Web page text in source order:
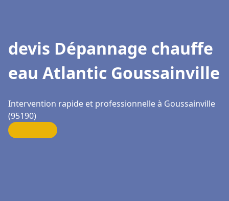
devis Dépannage chauffe
eau Atlantic Goussainville
Intervention rapide et professionnelle à Goussainville
(95190)